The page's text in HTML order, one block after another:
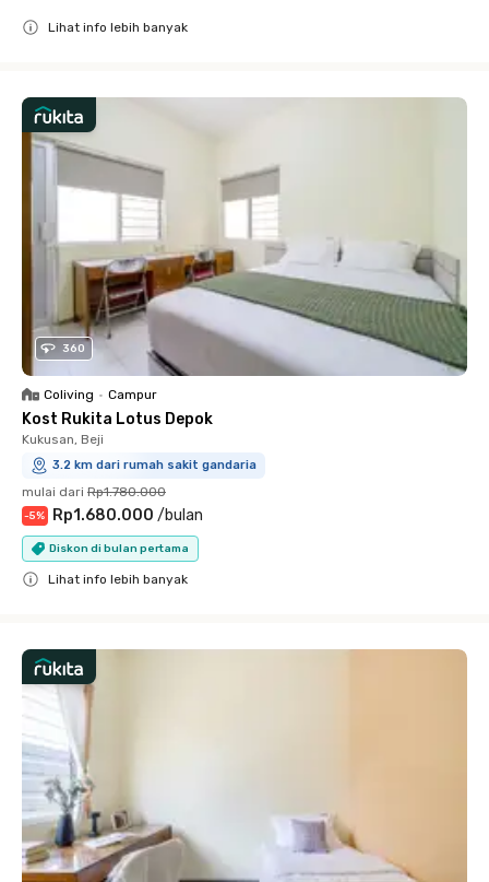
Lihat info lebih banyak
360
Coliving • Campur
Kost Rukita Lotus Depok
Kukusan, Beji
3.2 km dari rumah sakit gandaria
mulai dari Rp1.780.000
-5% Rp1.680.000 /bulan
Diskon di bulan pertama
Lihat info lebih banyak